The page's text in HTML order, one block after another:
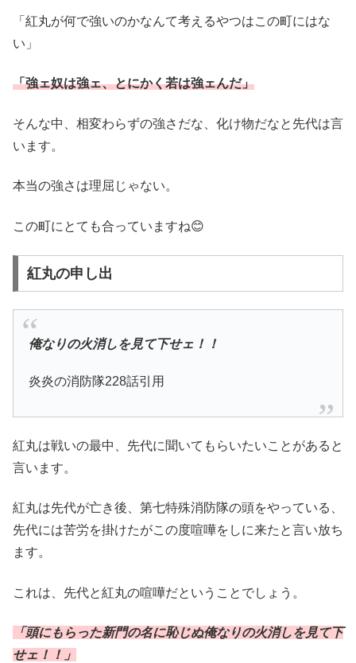
「紅丸が何で強いのかなんて考えるやつはこの町にはな
い」
「強ェ奴は強ェ、とにかく若は強ェんだ」
そんな中、相変わらずの強さだな、化け物だなと先代は言
います。
本当の強さは理屈じゃない。
この町にとても合っていますね😊
紅丸の申し出
俺なりの火消しを見て下せェ！！
炎炎の消防隊228話引用
紅丸は戦いの最中、先代に聞いてもらいたいことがあると
言います。
紅丸は先代が亡き後、第七特殊消防隊の頭をやっている、
先代には苦労を掛けたがこの度喧嘩をしに来たと言い放ち
ます。
これは、先代と紅丸の喧嘩だということでしょう。
「頭にもらった新門の名に恥じぬ俺なりの火消しを見て下
せェ！！」